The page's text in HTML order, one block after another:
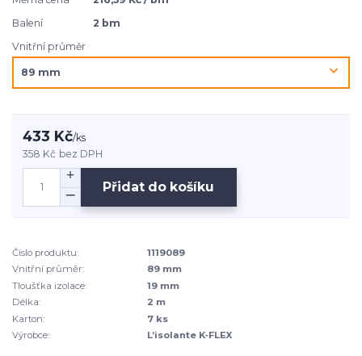
Balení
2 bm
Vnitřní průměr
433 Kč/ks
358 Kč bez DPH
Přidat do košíku
Číslo produktu:
1119089
Vnitřní průměr:
89 mm
Tloušťka izolace:
19 mm
Délka:
2 m
Karton:
7 ks
Výrobce:
L’isolante K‑FLEX